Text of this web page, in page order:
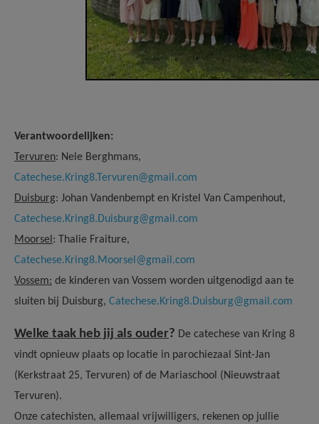
Verantwoordelijken:
Tervuren: Nele Berghmans,
Catechese.Kring8.Tervuren@gmail.com
Duisburg: Johan Vandenbempt en Kristel Van Campenhout,
Catechese.Kring8.Duisburg@gmail.com
Moorsel: Thalie Fraiture,
Catechese.Kring8.Moorsel@gmail.com
Vossem: de kinderen van Vossem worden uitgenodigd aan te
sluiten bij Duisburg, Catechese.Kring8.Duisburg@gmail.com
Welke taak heb jij als ouder? De catechese van Kring 8
vindt opnieuw plaats op locatie in parochiezaal Sint-Jan
(Kerkstraat 25, Tervuren) of de Mariaschool (Nieuwstraat
Tervuren).
Onze catechisten, allemaal vrijwilligers, rekenen op jullie